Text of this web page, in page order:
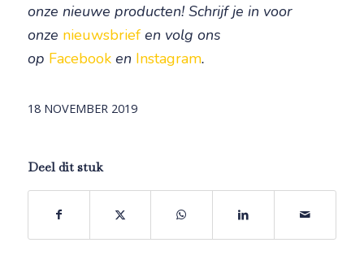
onze nieuwe producten! Schrijf je in voor
onze nieuwsbriefen volg ons
op Facebook en Instagram.
18 NOVEMBER 2019
Deel dit stuk